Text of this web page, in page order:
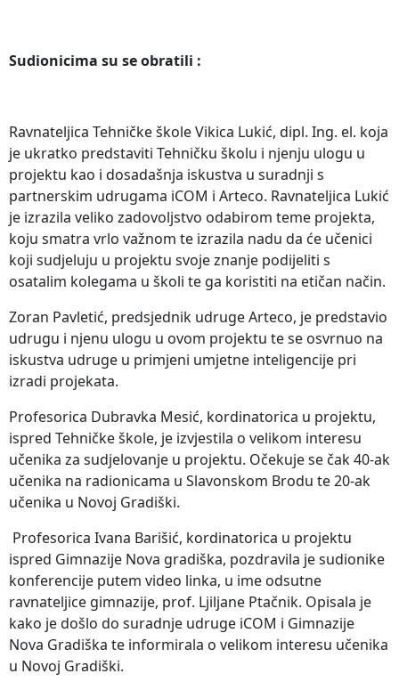
Sudionicima su se obratili :
Ravnateljica Tehničke škole Vikica Lukić, dipl. Ing. el. koja
je ukratko predstaviti Tehničku školu i njenju ulogu u
projektu kao i dosadašnja iskustva u suradnji s
partnerskim udrugama iCOM i Arteco. Ravnateljica Lukić
je izrazila veliko zadovoljstvo odabirom teme projekta,
koju smatra vrlo važnom te izrazila nadu da će učenici
koji sudjeluju u projektu svoje znanje podijeliti s
osatalim kolegama u školi te ga koristiti na etičan način.
Zoran Pavletić, predsjednik udruge Arteco, je predstavio
udrugu i njenu ulogu u ovom projektu te se osvrnuo na
iskustva udruge u primjeni umjetne inteligencije pri
izradi projekata.
Profesorica Dubravka Mesić, kordinatorica u projektu,
ispred Tehničke škole, je izvjestila o velikom interesu
učenika za sudjelovanje u projektu. Očekuje se čak 40-ak
učenika na radionicama u Slavonskom Brodu te 20-ak
učenika u Novoj Gradiški.
Profesorica Ivana Barišić, kordinatorica u projektu
ispred Gimnazije Nova gradiška, pozdravila je sudionike
konferencije putem video linka, u ime odsutne
ravnateljice gimnazije, prof. Ljiljane Ptačnik. Opisala je
kako je došlo do suradnje udruge iCOM i Gimnazije
Nova Gradiška te informirala o velikom interesu učenika
u Novoj Gradiški.